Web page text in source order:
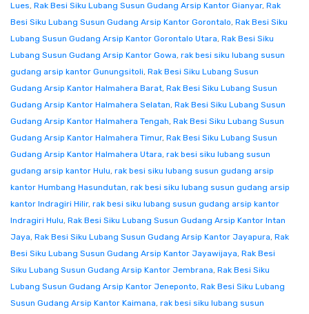
Lues, Rak Besi Siku Lubang Susun Gudang Arsip Kantor Gianyar, Rak
Besi Siku Lubang Susun Gudang Arsip Kantor Gorontalo, Rak Besi Siku
Lubang Susun Gudang Arsip Kantor Gorontalo Utara, Rak Besi Siku
Lubang Susun Gudang Arsip Kantor Gowa, rak besi siku lubang susun
gudang arsip kantor Gunungsitoli, Rak Besi Siku Lubang Susun
Gudang Arsip Kantor Halmahera Barat, Rak Besi Siku Lubang Susun
Gudang Arsip Kantor Halmahera Selatan, Rak Besi Siku Lubang Susun
Gudang Arsip Kantor Halmahera Tengah, Rak Besi Siku Lubang Susun
Gudang Arsip Kantor Halmahera Timur, Rak Besi Siku Lubang Susun
Gudang Arsip Kantor Halmahera Utara, rak besi siku lubang susun
gudang arsip kantor Hulu, rak besi siku lubang susun gudang arsip
kantor Humbang Hasundutan, rak besi siku lubang susun gudang arsip
kantor Indragiri Hilir, rak besi siku lubang susun gudang arsip kantor
Indragiri Hulu, Rak Besi Siku Lubang Susun Gudang Arsip Kantor Intan
Jaya, Rak Besi Siku Lubang Susun Gudang Arsip Kantor Jayapura, Rak
Besi Siku Lubang Susun Gudang Arsip Kantor Jayawijaya, Rak Besi
Siku Lubang Susun Gudang Arsip Kantor Jembrana, Rak Besi Siku
Lubang Susun Gudang Arsip Kantor Jeneponto, Rak Besi Siku Lubang
Susun Gudang Arsip Kantor Kaimana, rak besi siku lubang susun